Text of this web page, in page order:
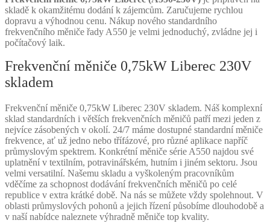
skladě k okamžitému dodání k zájemcům. Zaručujeme rychlou
dopravu a výhodnou cenu. Nákup nového standardního
frekvenčního měniče řady A550 je velmi jednoduchý, zvládne jej i
počítačový laik.
Frekvenční měniče 0,75kW Liberec 230V
skladem
Frekvenční měniče 0,75kW Liberec 230V skladem. Náš komplexní
sklad standardních i větších frekvenčních měničů patří mezi jeden z
nejvíce zásobených v okolí. 24/7 máme dostupné standardní měniče
frekvence, ať už jedno nebo třífázové, pro různé aplikace napříč
průmyslovým spektrem. Konkrétní měniče série A550 najdou své
uplatnění v textilním, potravinářském, hutním i jiném sektoru. Jsou
velmi versatilní. Našemu skladu a vyškoleným pracovníkům
vděčíme za schopnost dodávání frekvenčních měničů po celé
republice v extra krátké době. Na nás se můžete vždy spolehnout. V
oblasti průmyslových pohonů a jejich řízení působíme dlouhodobě a
v naší nabídce naleznete výhradně měniče top kvality.